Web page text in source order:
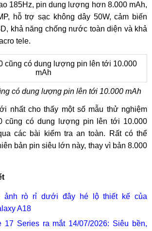
185Hz, pin dung lượng hơn 8.000 mAh,
hỗ trợ sạc không dây 50W, cảm biến
khả năng chống nước toàn diện và khả
tele.
có dung lượng pin lên tới 10.000 mAh
nhất cho thấy một số mẫu thử nghiệm
cũng có dung lượng pin lên tới 10.000
các bài kiểm tra an toàn. Rất có thể
bản pin siêu lớn này, thay vì bản 8.000
ảnh rò rỉ dưới đây hé lộ thiết kế của
A18
17 Series ra mắt 14/07/2026: Siêu bền,